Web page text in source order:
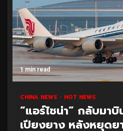
1 min read
CHINA NEWS HOT NEWS
“แอร์ไชน่า” กลับมา
เปียงยาง หลังหยุดย